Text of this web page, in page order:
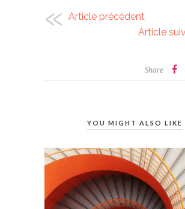
Article précédent
Article
Share
YOU MIGHT ALSO LIKE